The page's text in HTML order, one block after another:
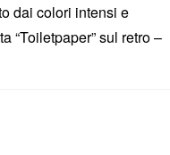
dai colori intensi e
“Toiletpaper” sul retro –